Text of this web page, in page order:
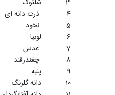
4
5
لوبیا
6
7
چغندرقند
8
پنبه
9
دانه گلرنگ
10